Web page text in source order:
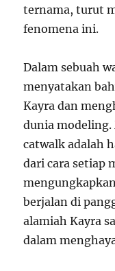
ternama, turut
fenomena ini.
Dalam sebuah
menyatakan
Kayra dan
dunia
catwalk adalah
dari cara setiap
berjalan di
alamiah Kayra
dalam